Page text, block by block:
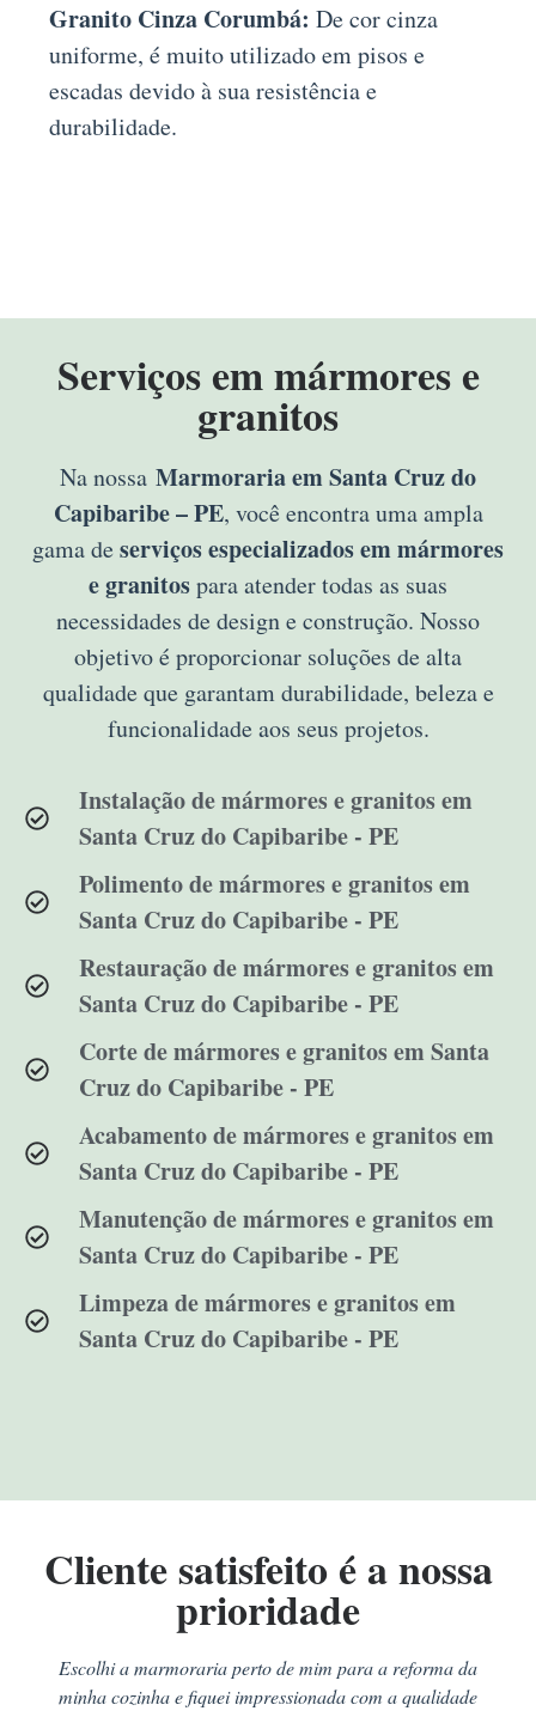
Granito Cinza Corumbá: De cor cinza
uniforme, é muito utilizado em pisos e
escadas devido à sua resistência e
durabilidade.
Serviços em mármores e
granitos
Na nossa Marmoraria em Santa Cruz do
Capibaribe – PE, você encontra uma ampla
gama de serviços especializados em mármores
e granitospara atender todas as suas
necessidades de design e construção. Nosso
objetivo é proporcionar soluções de alta
qualidade que garantam durabilidade, beleza e
funcionalidade aos seus projetos.
Instalação de mármores e granitos em
Santa Cruz do Capibaribe - PE
Polimento de mármores e granitos em
Santa Cruz do Capibaribe - PE
Restauração de mármores e granitos em
Santa Cruz do Capibaribe - PE
Corte de mármores e granitos em Santa
Cruz do Capibaribe - PE
Acabamento de mármores e granitos em
Santa Cruz do Capibaribe - PE
Manutenção de mármores e granitos em
Santa Cruz do Capibaribe - PE
Limpeza de mármores e granitos em
Santa Cruz do Capibaribe - PE
Cliente satisfeito é a nossa
prioridade
Escolhi a marmoraria perto de mim para a reforma da
minha cozinha e fiquei impressionada com a qualidade